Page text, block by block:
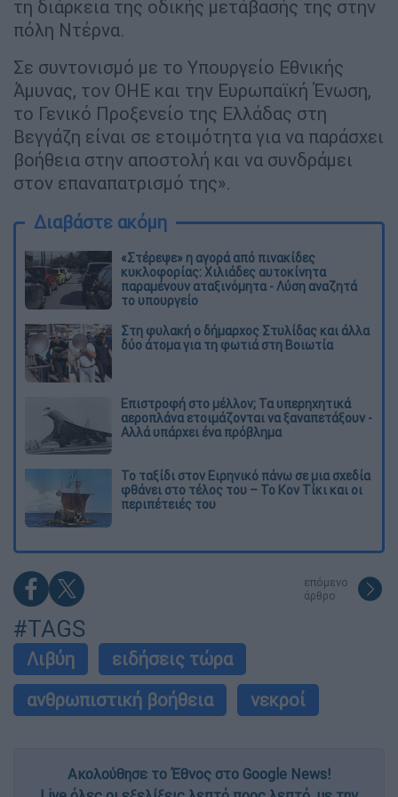
τη διάρκεια της οδικής μετάβασής της στην
πόλη Ντέρνα.
Σε συντονισμό με το Υπουργείο Εθνικής
Άμυνας, τον ΟΗΕ και την Ευρωπαϊκή Ένωση,
το Γενικό Προξενείο της Ελλάδας στη
Βεγγάζη είναι σε ετοιμότητα για να παράσχει
βοήθεια στην αποστολή και να συνδράμει
στον επαναπατρισμό της».
Διαβάστε ακόμη
«Στέρεψε» η αγορά από πινακίδες
κυκλοφορίας: Χιλιάδες αυτοκίνητα
παραμένουν αταξινόμητα - Λύση αναζητά
το υπουργείο
Στη φυλακή ο δήμαρχος Στυλίδας και άλλα
δύο άτομα για τη φωτιά στη Βοιωτία
Επιστροφή στο μέλλον; Τα υπερηχητικά
αεροπλάνα ετοιμάζονται να ξαναπετάξουν -
Αλλά υπάρχει ένα πρόβλημα
Το ταξίδι στον Ειρηνικό πάνω σε μια σχεδία
φθάνει στο τέλος του – Το Κον Τίκι και οι
περιπέτειές του
επόμενο
άρθρο
#TAGS
Λιβύη
ειδήσεις τώρα
ανθρωπιστική βοήθεια
νεκροί
Ακολούθησε το Έθνος στο Google News!